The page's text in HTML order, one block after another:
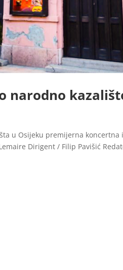
narodno
u Osijeku premijerna koncertna
Dirigent / Filip Pavišić